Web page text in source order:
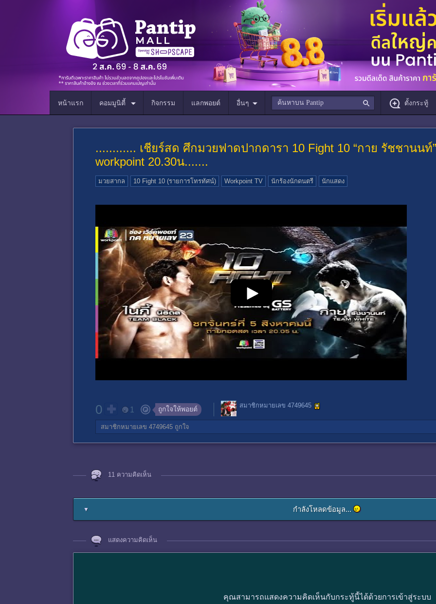
หน้าแรก คอมมูนิตี้ กิจกรรม แลกพอยต์ อื่นๆ ตั้งกระทู้
............ เชียร์สด ศึกมวยฟาดปากดารา 10 Fight 10 “กาย รัชชานนท์
workpoint 20.30น.......
มวยสากล 10 Fight 10 (รายการโทรทัศน์) Workpoint TV นักร้องนักดนตรี นักแสดง
0 1 ถูกใจให้พอยต์ สมาชิกหมายเลข 4749645
สมาชิกหมายเลข 4749645 ถูกใจ
11 ความคิดเห็น
▼ กำลังโหลดข้อมูล...
แสดงความคิดเห็น
คุณสามารถแสดงความคิดเห็นกับกระทู้นี้ได้ด้วยการเข้าสู่ระบบ